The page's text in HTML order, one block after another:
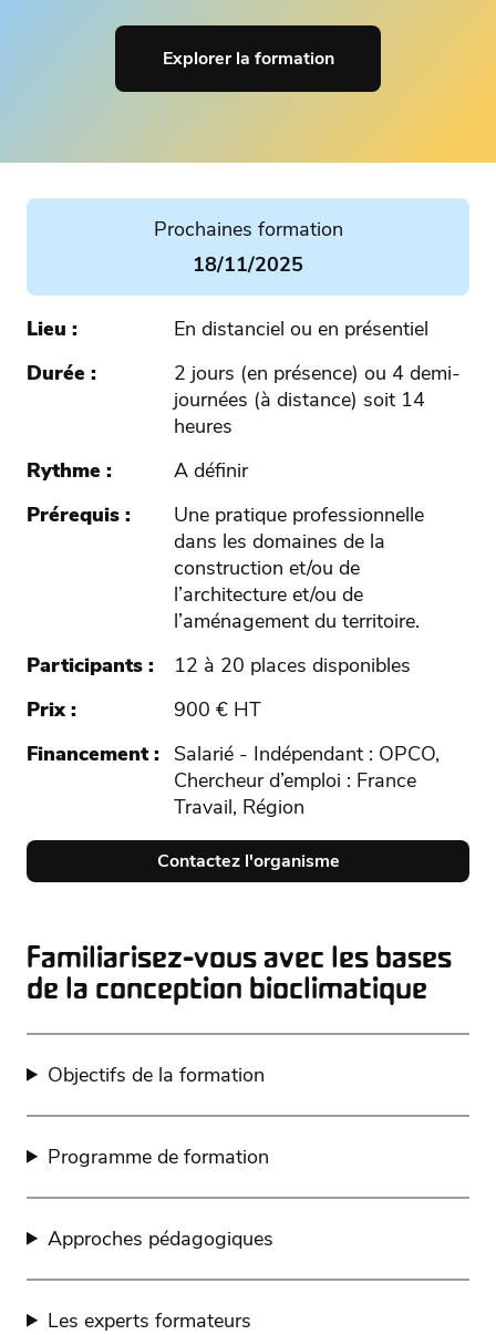
Explorer la formation
Prochaines formation
18/11/2025
Lieu
En distanciel ou en présentiel
Durée
2 jours (en présence) ou 4 demi-
journées (à distance) soit 14
heures
Rythme
A définir
Prérequis
Une pratique professionnelle
dans les domaines de la
construction et/ou de
l’architecture et/ou de
l’aménagement du territoire.
Participants
12 à 20 places disponibles
Prix
900 € HT
Financement
Salarié - Indépendant : OPCO,
Chercheur d’emploi : France
Travail, Région
Contactez l'organisme
Familiarisez-vous avec les bases
de la conception bioclimatique
Objectifs de la formation
Programme de formation
Approches pédagogiques
Les experts formateurs